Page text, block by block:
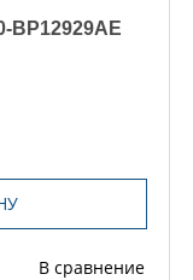
BP12929AE
В сравнение